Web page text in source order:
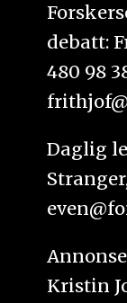
debatt:
480 98
Daglig
Kristin